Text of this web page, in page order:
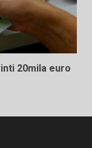
20mila euro